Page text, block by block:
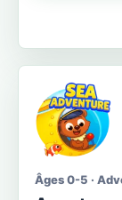
Âges 0-5 ·